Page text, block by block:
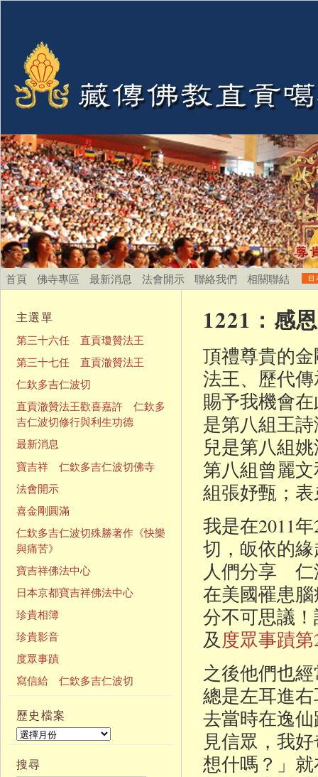
首頁 佛寺專區 最新消息 法會開示 聯絡我們 相關聯結
1221：感
頂禮尊貴的
法王、歷代
賜予我機會
是第八組王
兒是第八組
第八組曾麗
組張妤甄；
我是在2011
切，皈依的
人們分享 仁
在美國罹患
分不可思議
及 度眾事蹟第
之後他們也
總是左耳進
去當時在逸
見信眾，我
想什嗎？」
主選單
第三十六任 直貢瓊贊法王
第三十七任 直貢澈贊法王
仁欽多吉仁波切
直貢澈贊法王歡喜嘉許 仁欽多
吉仁波切修行與利生功德
最新消息
寶吉祥 仁欽多吉仁波切佛寺
法會開示
喜金剛圓滿
仁欽多吉仁波切殊勝著作《快樂
與痛苦》
寶吉祥佛法中心
日本京都寶吉祥佛法中心
珍貴相簿
珍貴影音
度眾事蹟
寫信給 仁欽多吉仁波切
歷史檔案
搜尋